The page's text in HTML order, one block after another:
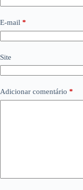
E-mail *
Site
Adicionar comentário *